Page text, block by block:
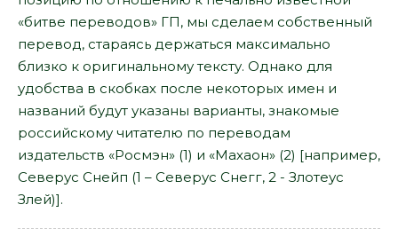
«битве переводов» ГП, мы сделаем собственный
перевод, стараясь держаться максимально
близко к оригинальному тексту. Однако для
удобства в скобках после некоторых имен и
названий будут указаны варианты, знакомые
российскому читателю по переводам
издательств «Росмэн» (1) и «Махаон» (2) [например,
Северус Снейп (1 – Северус Снегг, 2 - Злотеус
Злей)].